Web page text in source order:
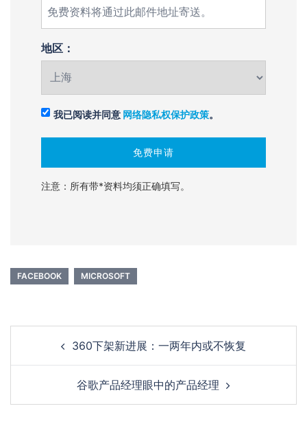
地区：
我已阅读并同意 网络隐私权保护政策。
注意：所有带*资料均须正确填写。
FACEBOOK MICROSOFT
navigation360下架新进展：一两年内或不恢复
谷歌产品经理眼中的产品经理